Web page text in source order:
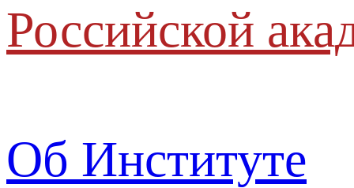
Российской
Об Институте